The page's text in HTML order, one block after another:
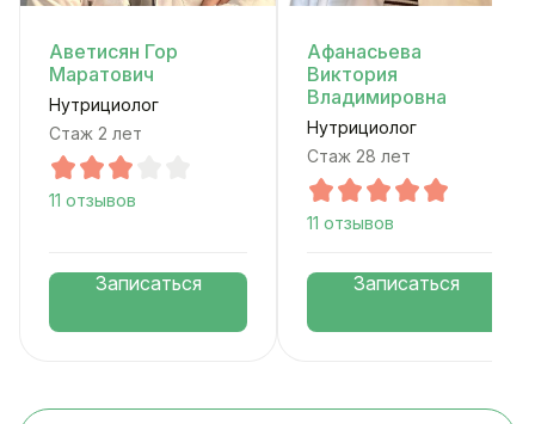
Аветисян Гор
Маратович
Нутрициолог
Стаж 2 лет
11 отзывов
Записаться
Афанасьева
Виктория
Владимировна
Нутрициолог
Стаж 28 лет
11 отзывов
Записаться